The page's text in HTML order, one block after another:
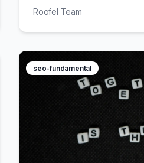
Roofel Team
seo-fundamental